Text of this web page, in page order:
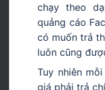
chạy theo
quảng cáo
có muốn trả
luôn cũng
Tuy nhiên
giá phải trả